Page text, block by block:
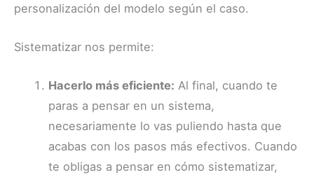
personalización del modelo según el caso.
Sistematizar nos permite:
Hacerlo más eficiente: Al final, cuando te
paras a pensar en un sistema,
necesariamente lo vas puliendo hasta que
acabas con los pasos más efectivos. Cuando
te obligas a pensar en cómo sistematizar,